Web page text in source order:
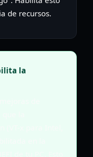
de recursos.
la